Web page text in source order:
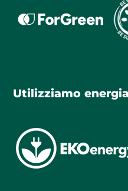
Utilizziamo